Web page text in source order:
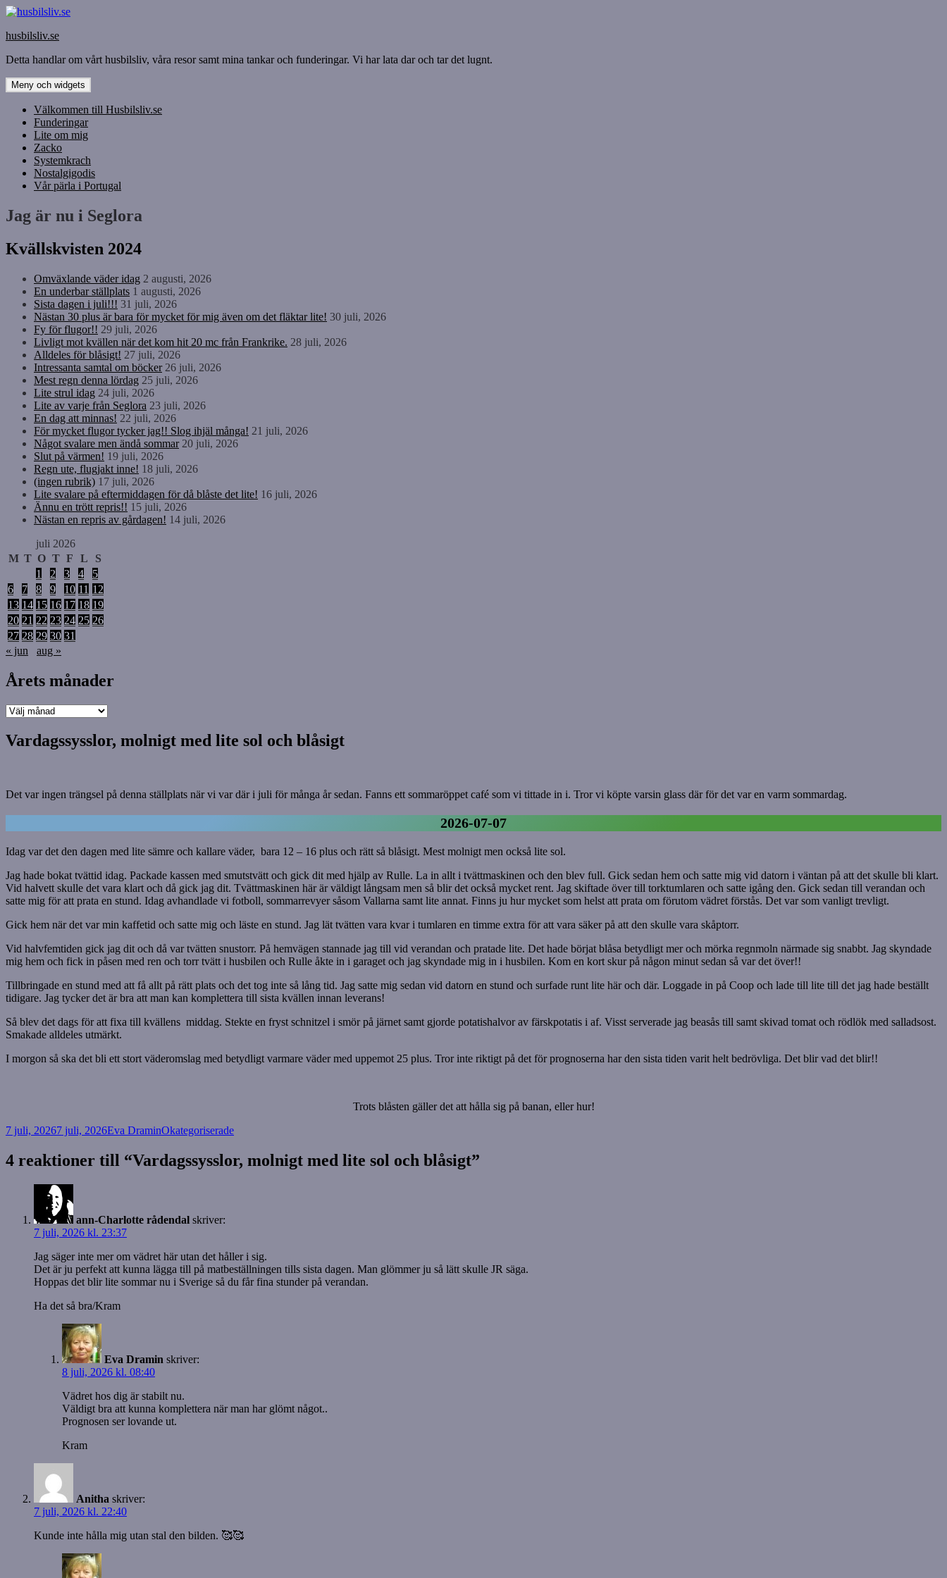
Hoppa
innehåll
husbilsliv.se
Detta handlar om vårt husbilsliv, våra resor samt mina tankar och funderingar. Vi har lata dar och tar det lugnt.
Meny och widgets
Välkommen till Husbilsliv.se
Funderingar
Lite om mig
Zacko
Systemkrach
Nostalgigodis
Vår pärla i Portugal
Jag är nu i Seglora
Kvällskvisten 2024
Omväxlande väder idag 2 augusti, 2026
En underbar ställplats 1 augusti, 2026
Sista dagen i juli!!! 31 juli, 2026
Nästan 30 plus är bara för mycket för mig även om det fläktar lite! 30 juli, 2026
Fy för flugor!! 29 juli, 2026
Livligt mot kvällen när det kom hit 20 mc från Frankrike. 28 juli, 2026
Alldeles för blåsigt! 27 juli, 2026
Intressanta samtal om böcker 26 juli, 2026
Mest regn denna lördag 25 juli, 2026
Lite strul idag 24 juli, 2026
Lite av varje från Seglora 23 juli, 2026
En dag att minnas! 22 juli, 2026
För mycket flugor tycker jag!! Slog ihjäl många! 21 juli, 2026
Något svalare men ändå sommar 20 juli, 2026
Slut på värmen! 19 juli, 2026
Regn ute, flugjakt inne! 18 juli, 2026
(ingen rubrik) 17 juli, 2026
Lite svalare på eftermiddagen för då blåste det lite! 16 juli, 2026
Ännu en trött repris!! 15 juli, 2026
Nästan en repris av gårdagen! 14 juli, 2026
juli 2026
M T O T F L
S
1
2 3 4
5
6
7 8 9 10 11 12
13 14 15 16 17 18 19
20 21 22 23 24 25 26
27 28 29 30 31
« jun
aug »
Årets månader
Årets
Vardagssysslor, molnigt med lite sol och blåsigt
Det var ingen trängsel på denna ställplats när vi var där i juli för många år sedan. Fanns ett sommaröppet café som vi tittade in i. Tror vi köpte varsin glass där för det var en varm sommardag.
2026-07-07
Idag var det den dagen med lite sämre och kallare väder, bara 12 – 16 plus och rätt så blåsigt. Mest molnigt men också lite sol.
Jag hade bokat tvättid idag. Packade kassen med smutstvätt och gick dit med hjälp av Rulle. La in allt i tvättmaskinen och den blev full. Gick sedan hem och satte mig vid datorn i väntan på att det skulle bli klart.
Vid halvett skulle det vara klart och då gick jag dit. Tvättmaskinen här är väldigt långsam men så blir det också mycket rent. Jag skiftade över till torktumlaren och satte igång den. Gick sedan till verandan och
satte mig för att prata en stund. Idag avhandlade vi fotboll, sommarrevyer såsom Vallarna samt lite annat. Finns ju hur mycket som helst att prata om förutom vädret förstås. Det var som vanligt trevligt.
Gick hem när det var min kaffetid och satte mig och läste en stund. Jag lät tvätten vara kvar i tumlaren en timme extra för att vara säker på att den skulle vara skåptorr.
Vid halvfemtiden gick jag dit och då var tvätten snustorr. På hemvägen stannade jag till vid verandan och pratade lite. Det hade börjat blåsa betydligt mer och mörka regnmoln närmade sig snabbt. Jag skyndade
mig hem och fick in påsen med ren och torr tvätt i husbilen och Rulle åkte in i garaget och jag skyndade mig in i husbilen. Kom en kort skur på någon minut sedan så var det över!!
Tillbringade en stund med att få allt på rätt plats och det tog inte så lång tid. Jag satte mig sedan vid datorn en stund och surfade runt lite här och där. Loggade in på Coop och lade till lite till det jag hade beställt
tidigare. Jag tycker det är bra att man kan komplettera till sista kvällen innan leverans!
Så blev det dags för att fixa till kvällens middag. Stekte en fryst schnitzel i smör på järnet samt gjorde potatishalvor av färskpotatis i af. Visst serverade jag beasås till samt skivad tomat och rödlök med salladsost.
Smakade alldeles utmärkt.
I morgon så ska det bli ett stort väderomslag med betydligt varmare väder med uppemot 25 plus. Tror inte riktigt på det för prognoserna har den sista tiden varit helt bedrövliga. Det blir vad det blir!!
Trots blåsten gäller det att hålla sig på banan, eller hur!
Postat
7 juli, 20267 juli, 2026Författare
Eva DraminKategorier
Okategoriserade
4 reaktioner till “Vardagssysslor, molnigt med lite sol och blåsigt”
ann-Charlotte rådendal skriver:
7 juli, 2026 kl. 23:37
Jag säger inte mer om vädret här utan det håller i sig.
Det är ju perfekt att kunna lägga till på matbeställningen tills sista dagen. Man glömmer ju så lätt skulle JR säga.
Hoppas det blir lite sommar nu i Sverige så du får fina stunder på verandan.
Ha det så bra/Kram
Eva Dramin skriver:
8 juli, 2026 kl. 08:40
Vädret hos dig är stabilt nu.
Väldigt bra att kunna komplettera när man har glömt något..
Prognosen ser lovande ut.
Kram
Anitha skriver:
7 juli, 2026 kl. 22:40
Kunde inte hålla mig utan stal den bilden. 🥰🥰